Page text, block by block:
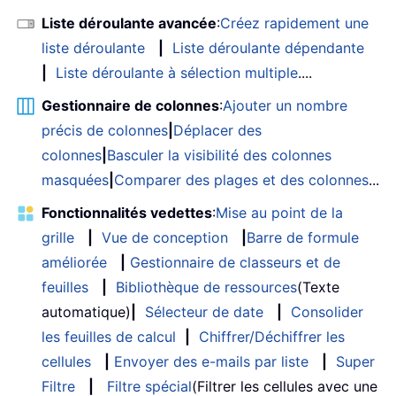
Liste déroulante avancée:Créez rapidement une
liste déroulante
Liste déroulante dépendante
Liste déroulante à sélection multiple....
Gestionnaire de colonnes:Ajouter un nombre
précis de colonnes Déplacer des
colonnes Basculer la visibilité des colonnes
masquées Comparer des plages et des colonnes...
Fonctionnalités vedettes:Mise au point de la
grille
Vue de conception
Barre de formule
améliorée
Gestionnaire de classeurs et de
feuilles
Bibliothèque de ressources(Texte
automatique)
Sélecteur de date
Consolider
les feuilles de calcul
Chiffrer/Déchiffrer les
cellules
Envoyer des e-mails par liste
Super
Filtre
Filtre spécial(Filtrer les cellules avec une